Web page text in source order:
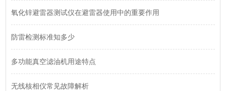
氧化锌避雷器测试仪在避雷器使用中的重要作用
防雷检测标准知多少
多功能真空滤油机用途特点
无线核相仪常见故障解析